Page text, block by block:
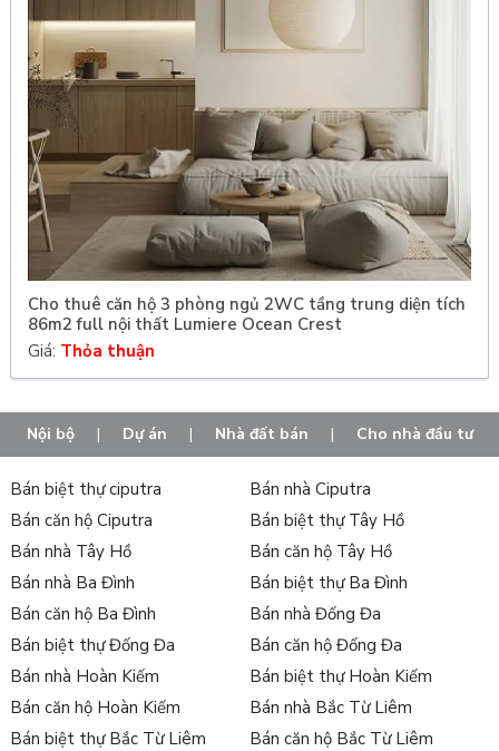
Cho thuê căn hộ 3 phòng ngủ 2WC tầng trung diện tích
86m2 full nội thất Lumiere Ocean Crest
Giá: Thỏa thuận
Nội bộ | Dự án | Nhà đất bán | Cho nhà đầu tư
Bán biệt thự ciputra
Bán nhà Ciputra
Bán căn hộ Ciputra
Bán biệt thự Tây Hồ
Bán nhà Tây Hồ
Bán căn hộ Tây Hồ
Bán nhà Ba Đình
Bán biệt thự Ba Đình
Bán căn hộ Ba Đình
Bán nhà Đống Đa
Bán biệt thự Đống Đa
Bán căn hộ Đống Đa
Bán nhà Hoàn Kiếm
Bán biệt thự Hoàn Kiếm
Bán căn hộ Hoàn Kiếm
Bán nhà Bắc Từ Liêm
Bán biệt thự Bắc Từ Liêm
Bán căn hộ Bắc Từ Liêm